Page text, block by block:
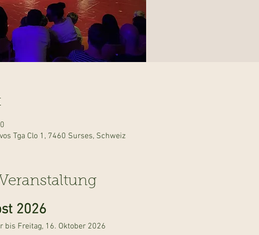
Tga Clo 1, 7460 Surses, Schweiz
2026
bis Freitag, 16. Oktober 2026